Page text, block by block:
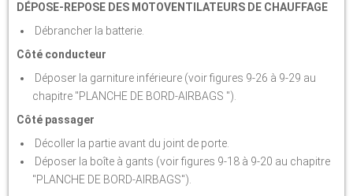
DÉPOSE-REPOSE DES MOTOVENTILATEURS DE CHAUFFAGE
Débrancher la batterie.
Côté conducteur
Déposer la garniture inférieure (voir figures 9-26 à 9-29 au
chapitre "PLANCHE DE BORD-AIRBAGS ").
Côté passager
Décoller la partie avant du joint de porte.
Déposer la boîte à gants (voir figures 9-18 à 9-20 au chapitre
"PLANCHE DE BORD-AIRBAGS").